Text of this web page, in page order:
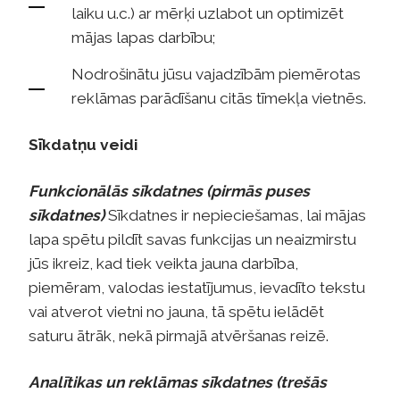
laiku u.c.) ar mērķi uzlabot un optimizēt
mājas lapas darbību;
Nodrošinātu jūsu vajadzībām piemērotas
reklāmas parādīšanu citās tīmekļa vietnēs.
Sīkdatņu veidi
Funkcionālās sīkdatnes (pirmās puses
sīkdatnes)Sīkdatnes ir nepieciešamas, lai mājas
lapa spētu pildīt savas funkcijas un neaizmirstu
jūs ikreiz, kad tiek veikta jauna darbība,
piemēram, valodas iestatījumus, ievadīto tekstu
vai atverot vietni no jauna, tā spētu ielādēt
saturu ātrāk, nekā pirmajā atvēršanas reizē.
Analītikas un reklāmas sīkdatnes (trešās